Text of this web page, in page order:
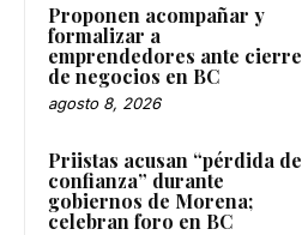
Proponen acompañar y
formalizar a
emprendedores ante cierre
de negocios en BC
agosto 8, 2026
Priistas acusan “pérdida de
confianza” durante
gobiernos de Morena;
celebran foro en BC